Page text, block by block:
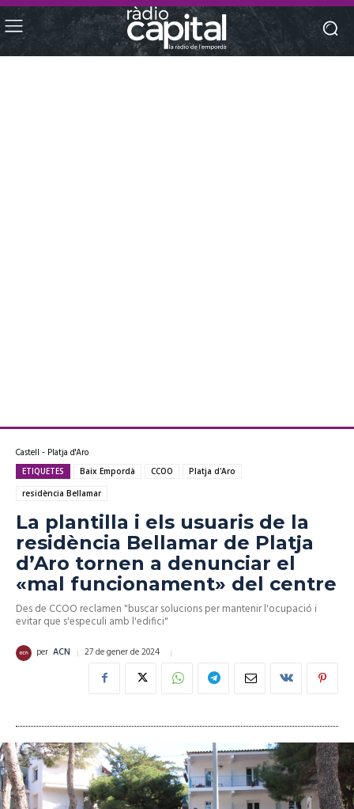
Castell - Platja d'Aro
ETIQUETES Baix Empordà CCOO
Platja d'Aro
residència Bellamar
La plantilla i els usuaris de la
residència Bellamar de Platja
d’Aro tornen a denunciar el
«mal funcionament» del centre
Des de CCOO reclamen "buscar solucions per mantenir l'ocupació i
evitar que s'especuli amb l'edifici"
per ACN 27 de gener de 2024